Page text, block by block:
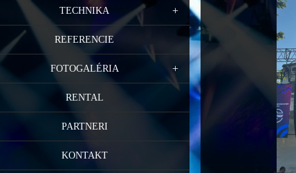
TECHNIKA
REFERENCIE
FOTOGALÉRIA
RENTAL
PARTNERI
KONTAKT